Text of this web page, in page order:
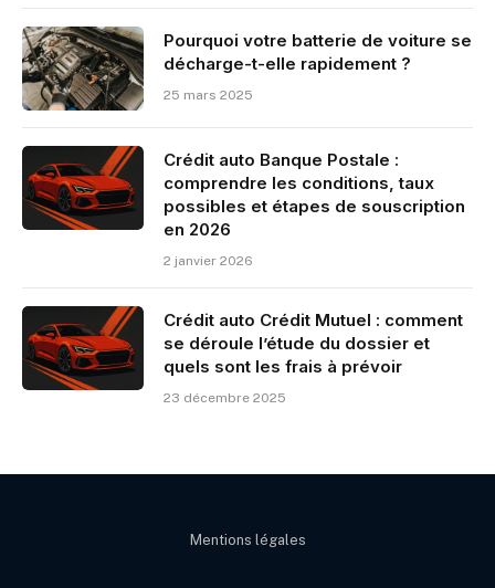
Pourquoi votre batterie de voiture se
décharge-t-elle rapidement ?
25 mars 2025
Crédit auto Banque Postale :
comprendre les conditions, taux
possibles et étapes de souscription
en 2026
2 janvier 2026
Crédit auto Crédit Mutuel : comment
se déroule l’étude du dossier et
quels sont les frais à prévoir
23 décembre 2025
Mentions légales